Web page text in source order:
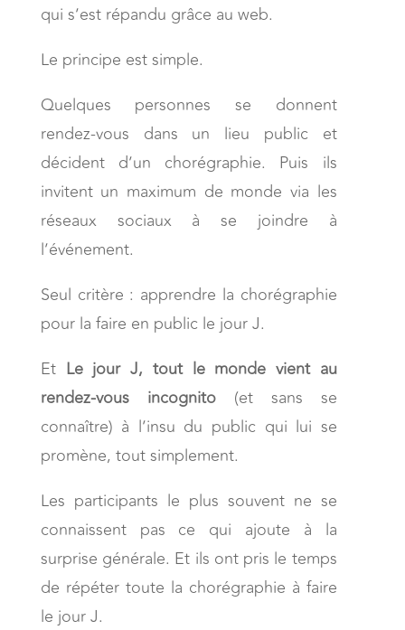
qui s’est répandu grâce au web.
Le principe est simple.
Quelques personnes se donnent
rendez-vous dans un lieu public et
décident d’un chorégraphie. Puis ils
invitent un maximum de monde via les
réseaux sociaux à se joindre à
l’événement.
Seul critère : apprendre la chorégraphie
pour la faire en public le jour J.
Et Le jour J, tout le monde vient au
rendez-vous incognito(et sans se
connaître) à l’insu du public qui lui se
promène, tout simplement.
Les participants le plus souvent ne se
connaissent pas ce qui ajoute à la
surprise générale. Et ils ont pris le temps
de répéter toute la chorégraphie à faire
le jour J.